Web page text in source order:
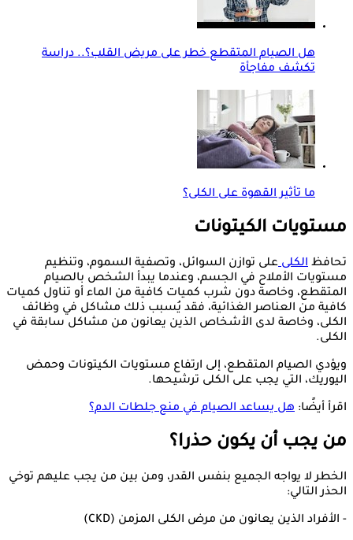
هل الصيام المتقطع خطر على مريض القلب؟.. دراسة
تكشف مفاجأة
ما تأثير القهوة على الكلى؟
مستويات الكيتونات
تحافظ الكلىعلى توازن السوائل، وتصفية السموم، وتنظيم
مستويات الأملاح في الجسم، وعندما يبدأ الشخص بالصيام
المتقطع، وخاصة دون شرب كميات كافية من الماء أو تناول كميات
كافية من العناصر الغذائية، فقد يُسبب ذلك مشاكل في وظائف
الكلى، وخاصة لدى الأشخاص الذين يعانون من مشاكل سابقة في
الكلى.
ويؤدي الصيام المتقطع، إلى ارتفاع مستويات الكيتونات وحمض
اليوريك، التي يجب على الكلى ترشيحها.
اقرأ أيضًا: هل يساعد الصيام في منع جلطات الدم؟
من يجب أن يكون حذرا؟
الخطر لا يواجه الجميع بنفس القدر، ومن بين من يجب عليهم توخي
الحذر التالي:
- الأفراد الذين يعانون من مرض الكلى المزمن (CKD)